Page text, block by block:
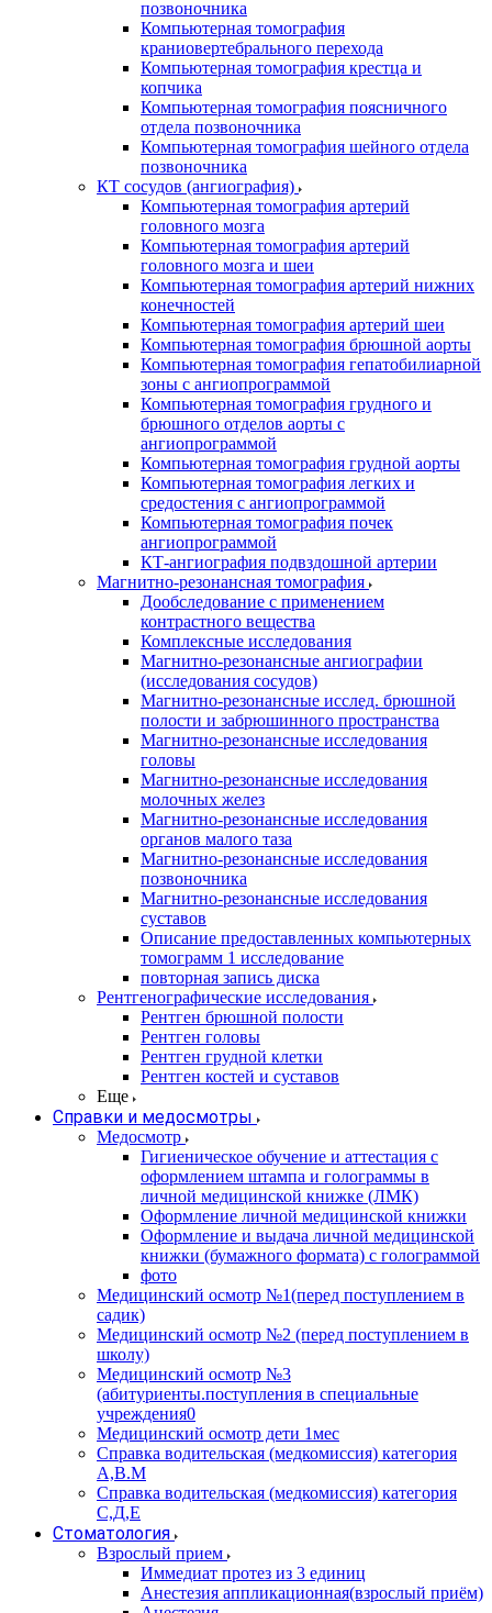
позвоночника
Компьютерная томография
краниовертебрального перехода
Компьютерная томография крестца и
копчика
Компьютерная томография поясничного
отдела позвоночника
Компьютерная томография шейного отдела
позвоночника
КТ сосудов (ангиография)
Компьютерная томография артерий
головного мозга
Компьютерная томография артерий
головного мозга и шеи
Компьютерная томография артерий нижних
конечностей
Компьютерная томография артерий шеи
Компьютерная томография брюшной аорты
Компьютерная томография гепатобилиарной
зоны с ангиопрограммой
Компьютерная томография грудного и
брюшного отделов аорты с
ангиопрограммой
Компьютерная томография грудной аорты
Компьютерная томография легких и
средостения с ангиопрограммой
Компьютерная томография почек
ангиопрограммой
КТ-ангиография подвздошной артерии
Магнитно-резонансная томография
Дообследование с применением
контрастного вещества
Комплексные исследования
Магнитно-резонансные ангиографии
(исследования сосудов)
Магнитно-резонансные исслед. брюшной
полости и забрюшинного пространства
Магнитно-резонансные исследования
головы
Магнитно-резонансные исследования
молочных желез
Магнитно-резонансные исследования
органов малого таза
Магнитно-резонансные исследования
позвоночника
Магнитно-резонансные исследования
суставов
Описание предоставленных компьютерных
томограмм 1 исследование
повторная запись диска
Рентгенографические исследования
Рентген брюшной полости
Рентген головы
Рентген грудной клетки
Рентген костей и суставов
Еще
Справки и медосмотры
Медосмотр
Гигиеническое обучение и аттестация с
оформлением штампа и голограммы в
личной медицинской книжке (ЛМК)
Оформление личной медицинской книжки
Оформление и выдача личной медицинской
книжки (бумажного формата) с голограммой
фото
Медицинский осмотр №1(перед поступлением в
садик)
Медицинский осмотр №2 (перед поступлением в
школу)
Медицинский осмотр №3
(абитуриенты.поступления в специальные
учреждения0
Медицинский осмотр дети 1мес
Справка водительская (медкомиссия) категория
А,В.М
Справка водительская (медкомиссия) категория
С,Д,Е
Стоматология
Взрослый прием
Иммедиат протез из 3 единиц
Анестезия аппликационная(взрослый приём)